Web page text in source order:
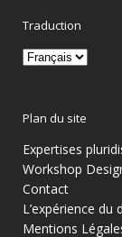
Traduction
Plan du site
Expertises
Workshop
Contact
L’expérience
Mentions